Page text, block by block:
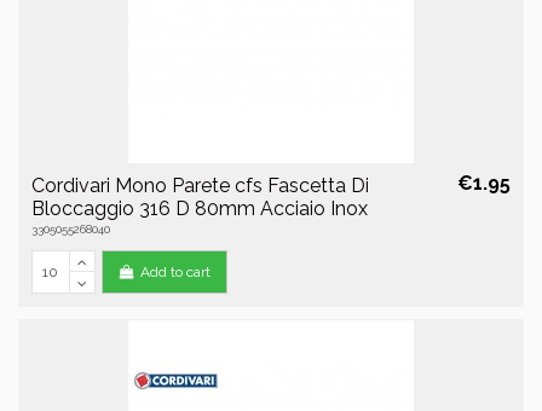
Cordivari Mono Parete cfs Fascetta Di
Bloccaggio 316 D 80mm Acciaio Inox
3305055268040
€1.95
Add to cart